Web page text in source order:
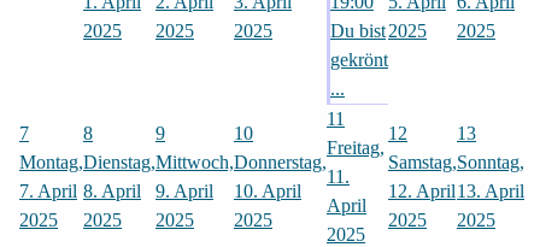
2025
2025
2025
Du bist
gekrönt
...
2025
2025
7
Montag,
7. April
2025
8
Dienstag,
8. April
2025
9
Mittwoch,
9. April
2025
10
Donnerstag,
10. April
2025
11
Freitag,
11.
April
2025
12
Samstag,
12. April
2025
13
Sonntag,
13. April
2025